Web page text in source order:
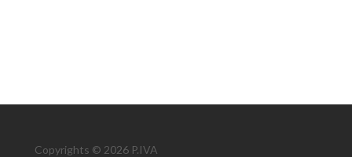
Copyrights © 2026 P.IVA